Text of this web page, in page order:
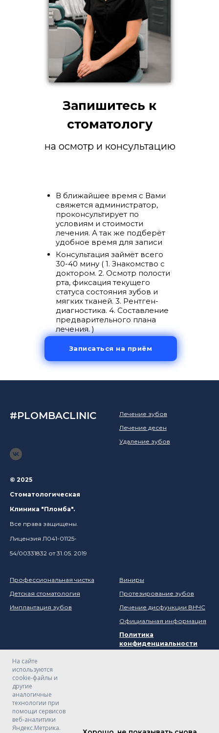
Запишитесь к
стоматологу
на осмотр и консультацию
Записаться на приём
В ближайшее время с Вами
свяжется администратор,
проконсультирует по
условиям и стоимости
лечения. А так же подберёт
удобное время для записи
Консультация займёт всего
30-40 мину ( 1. Знакомство с
доктором. 2. Осмотр полости
рта, фиксация текущего
статуса состояния зубов и
мягких тканей. 3. Рентген-
диагностика. 4. Составление
предварительного плана
лечения. )
На сайте
используются
cookie-файлы и
другие
аналогичные
технологии при
помощи сервисов
веб-аналитики
Яндекс.Метрика.
#PLOMBACLINIC
© 2025
Стоматологическая
Клиника "Пломба".
Все права защищены.
Лицензия Л041-01125-
54/00331832 от 31.05. 2019
Лечение зубов
Лечение десен
Удаление зубов
Профессиональная чистка
Детская стоматология
Имплантация зубов
Виниры
Протезирование зубов
Лечение дисфункции ВНЧС
Официальная информация
Политика
конфиденциальности